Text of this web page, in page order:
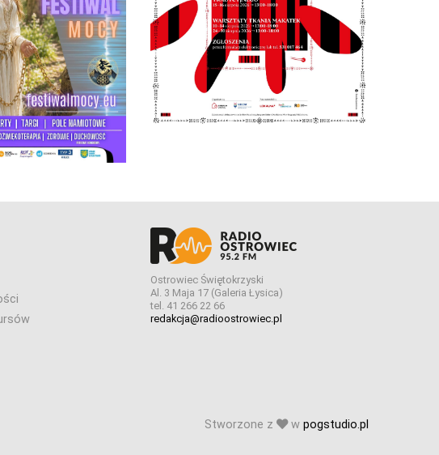
Ostrowiec Świętokrzyski
Al. 3 Maja 17 (Galeria Łysica)
tel. 41 266 22 66
redakcja@radioostrowiec.pl
Stworzone z w pogstudio.pl